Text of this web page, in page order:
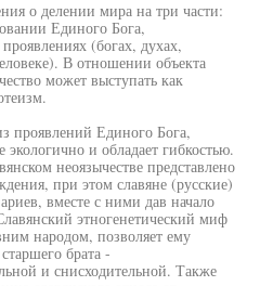
о делении мира на три части:
Единого Бога,
(богах, духах,
В отношении объекта
может выступать как
проявлений Единого Бога,
экологично и обладает гибкостью.
неоязычестве представлено
при этом славяне (русские)
вместе с ними дав начало
этногенетический миф
народом, позволяет ему
брата -
и снисходительной. Также